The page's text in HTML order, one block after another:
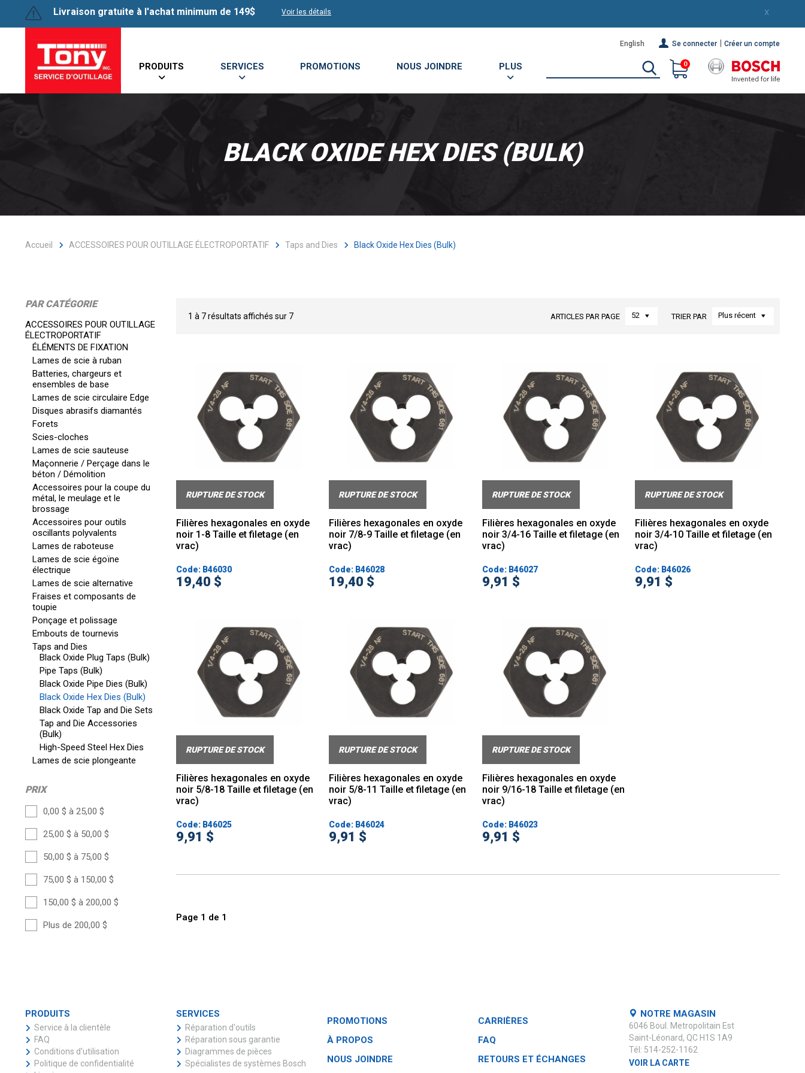
Livraison gratuite à l'achat minimum de 149$ Voir les détails X
English Se connecter | Créer un compte
0
PRODUITS SERVICES PROMOTIONS NOUS JOINDRE PLUS
BLACK OXIDE HEX DIES (BULK)
Accueil ACCESSOIRES POUR OUTILLAGE ÉLECTROPORTATIF Taps and Dies Black Oxide Hex Dies (Bulk)
PAR CATÉGORIE
ACCESSOIRES POUR OUTILLAGE
ÉLECTROPORTATIF
ÉLÉMENTS DE FIXATION
Lames de scie à ruban
Batteries, chargeurs et
ensembles de base
Lames de scie circulaire Edge
Disques abrasifs diamantés
Forets
Scies-cloches
Lames de scie sauteuse
Maçonnerie / Perçage dans le
béton / Démolition
Accessoires pour la coupe du
métal, le meulage et le
brossage
Accessoires pour outils
oscillants polyvalents
Lames de raboteuse
Lames de scie égoïne
électrique
Lames de scie alternative
Fraises et composants de
toupie
Ponçage et polissage
Embouts de tournevis
Taps and Dies
Black Oxide Plug Taps (Bulk)
Pipe Taps (Bulk)
Black Oxide Pipe Dies (Bulk)
Black Oxide Hex Dies (Bulk)
Black Oxide Tap and Die Sets
Tap and Die Accessories
(Bulk)
High-Speed Steel Hex Dies
Lames de scie plongeante
PRIX
0,00 $ à 25,00 $
25,00 $ à 50,00 $
50,00 $ à 75,00 $
75,00 $ à 150,00 $
150,00 $ à 200,00 $
Plus de 200,00 $
1 à 7résultats affichés sur 7 ARTICLES PAR PAGE 52 TRIER PAR Plus récent
RUPTURE DE STOCK
Filières hexagonales en oxyde
noir 1-8 Taille et filetage (en
vrac)
Code: B46030
19,40 $
RUPTURE DE STOCK
Filières hexagonales en oxyde
noir 7/8-9 Taille et filetage (en
vrac)
Code: B46028
19,40 $
RUPTURE DE STOCK
Filières hexagonales en oxyde
noir 3/4-16 Taille et filetage (en
vrac)
Code: B46027
9,91 $
RUPTURE DE STOCK
Filières hexagonales en oxyde
noir 3/4-10 Taille et filetage (en
vrac)
Code: B46026
9,91 $
RUPTURE DE STOCK
Filières hexagonales en oxyde
noir 5/8-18 Taille et filetage (en
vrac)
Code: B46025
9,91 $
RUPTURE DE STOCK
Filières hexagonales en oxyde
noir 5/8-11 Taille et filetage (en
vrac)
Code: B46024
9,91 $
RUPTURE DE STOCK
Filières hexagonales en oxyde
noir 9/16-18 Taille et filetage (en
vrac)
Code: B46023
9,91 $
Page 1 de 1
PRODUITS
Service à la clientèle
FAQ
Conditions d'utilisation
Politique de confidentialité
SERVICES
Réparation d'outils
Réparation sous garantie
Diagrammes de pièces
Spécialistes de systèmes Bosch
PROMOTIONS
À PROPOS
NOUS JOINDRE
CARRIÈRES
FAQ
RETOURS ET ÉCHANGES
NOTRE MAGASIN
6046 Boul. Metropolitain Est
Saint-Léonard, QC H1S 1A9
Tél: 514-252-1162
VOIR LA CARTE